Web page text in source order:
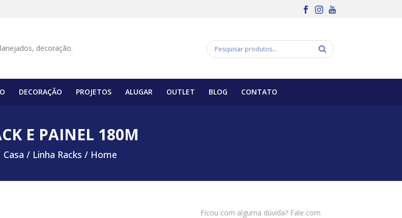
DECORAÇÃO PROJETOS ALUGAR OUTLET BLOG CONTATO
E PAINEL 180M
Casa / Linha Racks / Home
Ficou com alguma dúvida? Fale com